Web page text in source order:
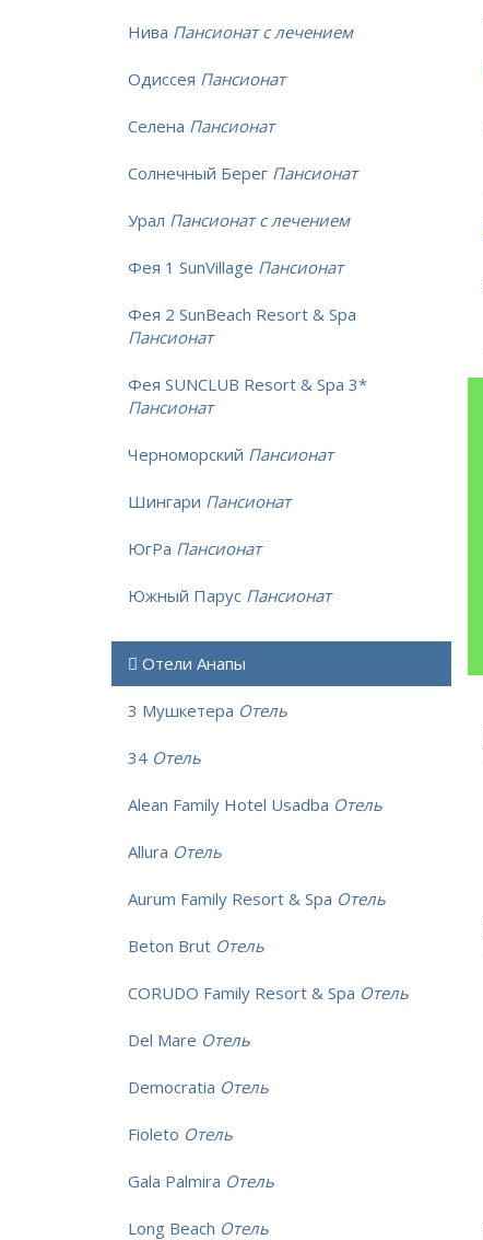
Нива Пансионат с лечением
Одиссея Пансионат
Селена Пансионат
Солнечный Берег Пансионат
Урал Пансионат с лечением
Фея 1 SunVillage Пансионат
Фея 2 SunBeach Resort & Spa
Пансионат
Фея SUNCLUB Resort & Spa 3*
Пансионат
Черноморский Пансионат
Шингари Пансионат
ЮгРа Пансионат
Южный Парус Пансионат
Отели Анапы
3 Мушкетера Отель
34 Отель
Alean Family Hotel Usadba Отель
Allura Отель
Aurum Family Resort & Spa Отель
Beton Brut Отель
CORUDO Family Resort & Spa Отель
Del Mare Отель
Democratia Отель
Fioleto Отель
Gala Palmira Отель
Long Beach Отель